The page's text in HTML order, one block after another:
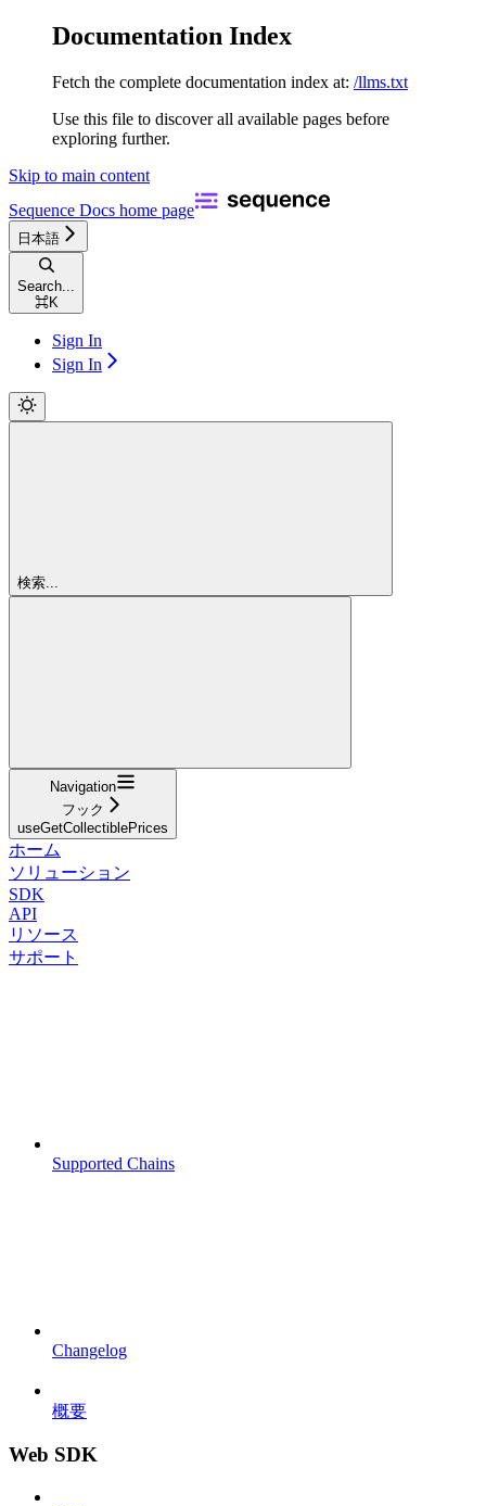
Documentation Index
Fetch the complete documentation index at: /llms.txt
Use this file to discover all available pages before
exploring further.
Skip to main content
Sequence Docs home page
日本語
Search...
⌘K
Sign In
Sign In
検索...
Navigation
フック
useGetCollectiblePrices
ホーム
ソリューション
SDK
API
リソース
サポート
Supported Chains
Changelog
概要
Web SDK